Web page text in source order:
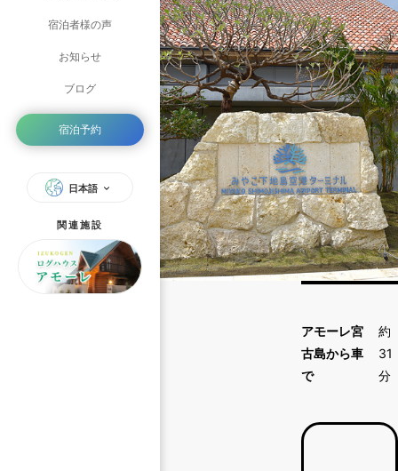
宿泊者様の声
お知らせ
ブログ
宿泊予約
日本語
関連施設
アモーレ宮
古島から車
で
約
31
分